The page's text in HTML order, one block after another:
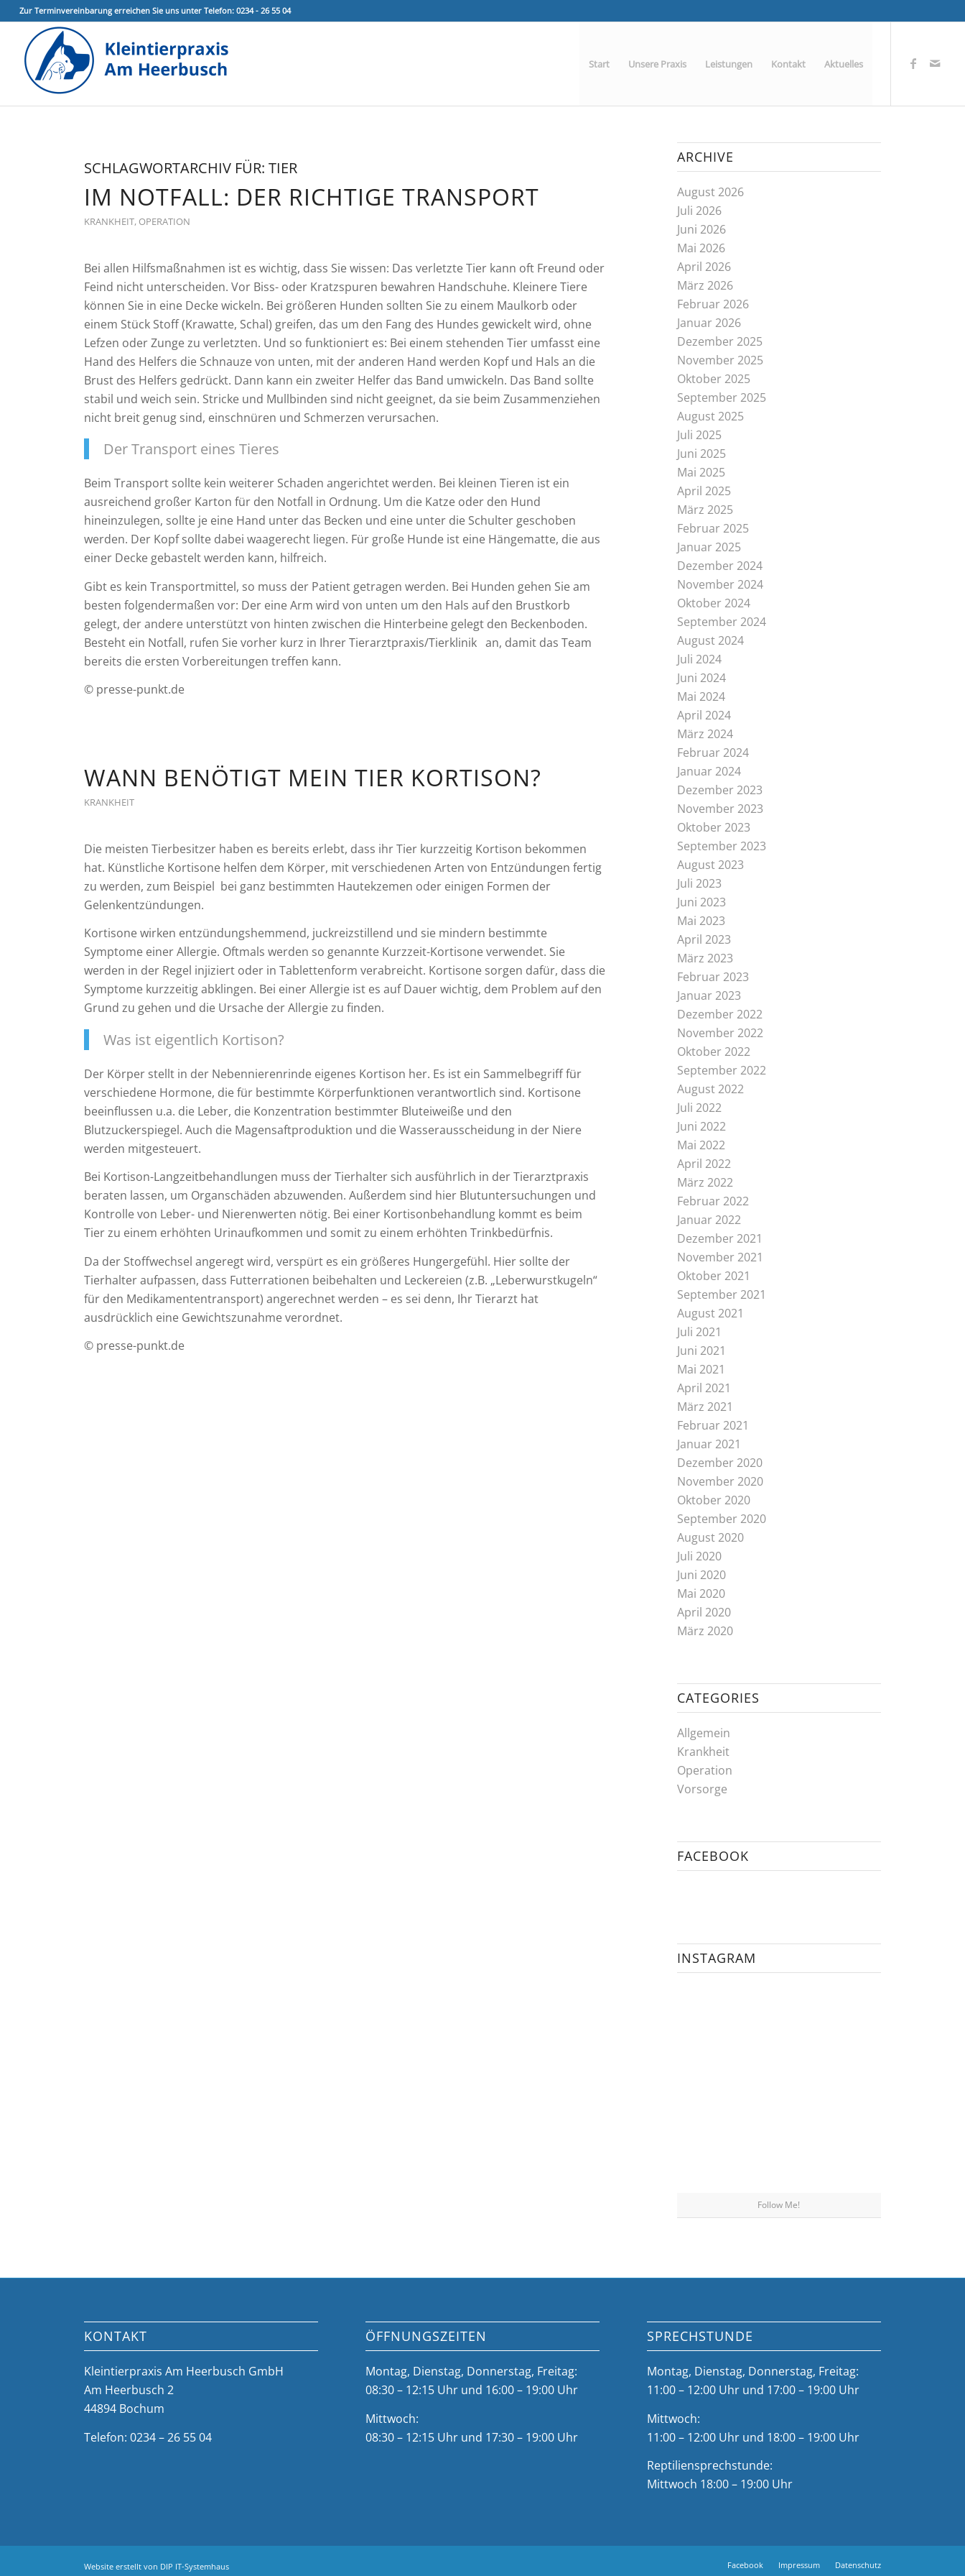
Zur Terminvereinbarung erreichen Sie uns unter Telefon: 0234 - 26 55 04
Start Unsere Praxis Leistungen Kontakt Aktuelles
SCHLAGWORTARCHIV FÜR:TIER
IM NOTFALL: DER RICHTIGE TRANSPORT
KRANKHEIT, OPERATION
Bei allen Hilfsmaßnahmen ist es wichtig, dass Sie wissen: Das verletzte Tier kann oft Freund oder
Feind nicht unterscheiden. Vor Biss- oder Kratzspuren bewahren Handschuhe. Kleinere Tiere
können Sie in eine Decke wickeln. Bei größeren Hunden sollten Sie zu einem Maulkorb oder
einem Stück Stoff (Krawatte, Schal) greifen, das um den Fang des Hundes gewickelt wird, ohne
Lefzen oder Zunge zu verletzten. Und so funktioniert es: Bei einem stehenden Tier umfasst eine
Hand des Helfers die Schnauze von unten, mit der anderen Hand werden Kopf und Hals an die
Brust des Helfers gedrückt. Dann kann ein zweiter Helfer das Band umwickeln. Das Band sollte
stabil und weich sein. Stricke und Mullbinden sind nicht geeignet, da sie beim Zusammenziehen
nicht breit genug sind, einschnüren und Schmerzen verursachen.
Der Transport eines Tieres
Beim Transport sollte kein weiterer Schaden angerichtet werden. Bei kleinen Tieren ist ein
ausreichend großer Karton für den Notfall in Ordnung. Um die Katze oder den Hund
hineinzulegen, sollte je eine Hand unter das Becken und eine unter die Schulter geschoben
werden. Der Kopf sollte dabei waagerecht liegen. Für große Hunde ist eine Hängematte, die aus
einer Decke gebastelt werden kann, hilfreich.
Gibt es kein Transportmittel, so muss der Patient getragen werden. Bei Hunden gehen Sie am
besten folgendermaßen vor: Der eine Arm wird von unten um den Hals auf den Brustkorb
gelegt, der andere unterstützt von hinten zwischen die Hinterbeine gelegt den Beckenboden.
Besteht ein Notfall, rufen Sie vorher kurz in Ihrer Tierarztpraxis/Tierklinik an, damit das Team
bereits die ersten Vorbereitungen treffen kann.
© presse-punkt.de
WANN BENÖTIGT MEIN TIER KORTISON?
KRANKHEIT
Die meisten Tierbesitzer haben es bereits erlebt, dass ihr Tier kurzzeitig Kortison bekommen
hat. Künstliche Kortisone helfen dem Körper, mit verschiedenen Arten von Entzündungen fertig
zu werden, zum Beispiel bei ganz bestimmten Hautekzemen oder einigen Formen der
Gelenkentzündungen.
Kortisone wirken entzündungshemmend, juckreizstillend und sie mindern bestimmte
Symptome einer Allergie. Oftmals werden so genannte Kurzzeit-Kortisone verwendet. Sie
werden in der Regel injiziert oder in Tablettenform verabreicht. Kortisone sorgen dafür, dass die
Symptome kurzzeitig abklingen. Bei einer Allergie ist es auf Dauer wichtig, dem Problem auf den
Grund zu gehen und die Ursache der Allergie zu finden.
Was ist eigentlich Kortison?
Der Körper stellt in der Nebennierenrinde eigenes Kortison her. Es ist ein Sammelbegriff für
verschiedene Hormone, die für bestimmte Körperfunktionen verantwortlich sind. Kortisone
beeinflussen u.a. die Leber, die Konzentration bestimmter Bluteiweiße und den
Blutzuckerspiegel. Auch die Magensaftproduktion und die Wasserausscheidung in der Niere
werden mitgesteuert.
Bei Kortison-Langzeitbehandlungen muss der Tierhalter sich ausführlich in der Tierarztpraxis
beraten lassen, um Organschäden abzuwenden. Außerdem sind hier Blutuntersuchungen und
Kontrolle von Leber- und Nierenwerten nötig. Bei einer Kortisonbehandlung kommt es beim
Tier zu einem erhöhten Urinaufkommen und somit zu einem erhöhten Trinkbedürfnis.
Da der Stoffwechsel angeregt wird, verspürt es ein größeres Hungergefühl. Hier sollte der
Tierhalter aufpassen, dass Futterrationen beibehalten und Leckereien (z.B. „Leberwurstkugeln“
für den Medikamententransport) angerechnet werden – es sei denn, Ihr Tierarzt hat
ausdrücklich eine Gewichtszunahme verordnet.
© presse-punkt.de
ARCHIVE
August 2026
Juli 2026
Juni 2026
Mai 2026
April 2026
März 2026
Februar 2026
Januar 2026
Dezember 2025
November 2025
Oktober 2025
September 2025
August 2025
Juli 2025
Juni 2025
Mai 2025
April 2025
März 2025
Februar 2025
Januar 2025
Dezember 2024
November 2024
Oktober 2024
September 2024
August 2024
Juli 2024
Juni 2024
Mai 2024
April 2024
März 2024
Februar 2024
Januar 2024
Dezember 2023
November 2023
Oktober 2023
September 2023
August 2023
Juli 2023
Juni 2023
Mai 2023
April 2023
März 2023
Februar 2023
Januar 2023
Dezember 2022
November 2022
Oktober 2022
September 2022
August 2022
Juli 2022
Juni 2022
Mai 2022
April 2022
März 2022
Februar 2022
Januar 2022
Dezember 2021
November 2021
Oktober 2021
September 2021
August 2021
Juli 2021
Juni 2021
Mai 2021
April 2021
März 2021
Februar 2021
Januar 2021
Dezember 2020
November 2020
Oktober 2020
September 2020
August 2020
Juli 2020
Juni 2020
Mai 2020
April 2020
März 2020
CATEGORIES
Allgemein
Krankheit
Operation
Vorsorge
FACEBOOK
INSTAGRAM
Follow Me!
KONTAKT
Kleintierpraxis Am Heerbusch GmbH
Am Heerbusch 2
44894 Bochum
Telefon: 0234 – 26 55 04
ÖFFNUNGSZEITEN
Montag, Dienstag, Donnerstag, Freitag:
08:30 – 12:15 Uhr und 16:00 – 19:00 Uhr
Mittwoch:
08:30 – 12:15 Uhr und 17:30 – 19:00 Uhr
SPRECHSTUNDE
Montag, Dienstag, Donnerstag, Freitag:
11:00 – 12:00 Uhr und 17:00 – 19:00 Uhr
Mittwoch:
11:00 – 12:00 Uhr und 18:00 – 19:00 Uhr
Reptiliensprechstunde:
Mittwoch 18:00 – 19:00 Uhr
Website erstellt von DIP IT-Systemhaus Facebook Impressum Datenschutz